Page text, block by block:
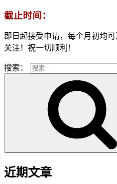
截止时间：
即日起接受申请，每个月初均
关注！祝一切顺利！
搜索：
近期文章